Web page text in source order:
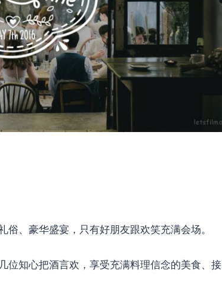
、豪华盛宴，只有好朋友跟欢笑充满会场。
位知心把酒言欢，享受充满料理信念的美食、接